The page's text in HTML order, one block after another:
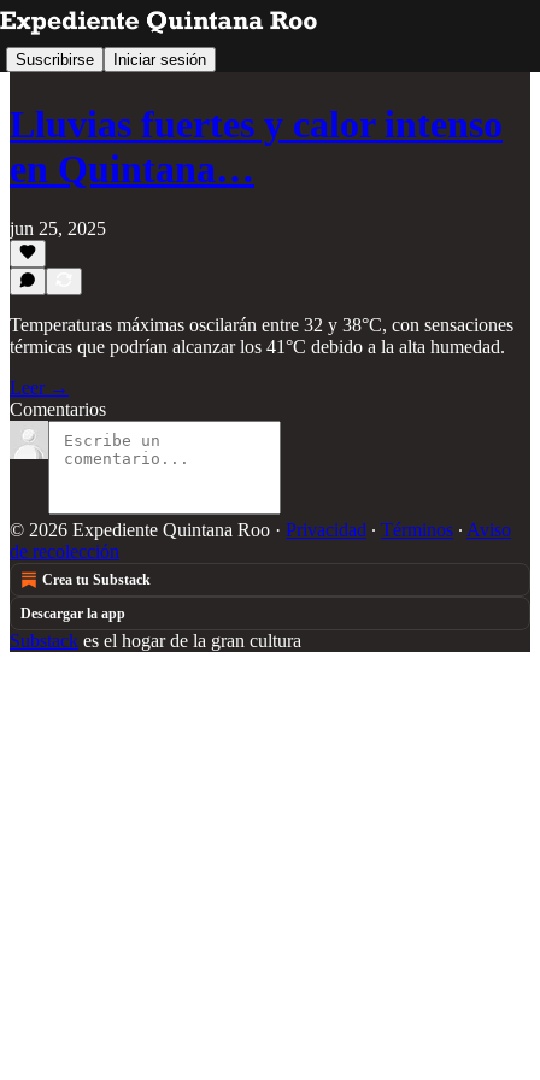
Suscribirse Iniciar sesión
Lluvias fuertes y calor intenso
en Quintana…
jun 25, 2025
Temperaturas máximas oscilarán entre 32 y 38°C, con sensaciones
térmicas que podrían alcanzar los 41°C debido a la alta humedad.
Leer →
Comentarios
© 2026 Expediente Quintana Roo · Privacidad ∙ Términos ∙ Aviso
de recolección
Crea tu Substack
Descargar la app
Substack es el hogar de la gran cultura